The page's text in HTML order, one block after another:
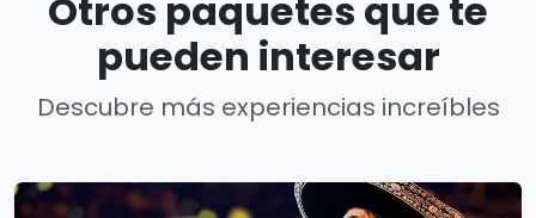
Otros paquetes que te
pueden interesar
Descubre más experiencias increíbles